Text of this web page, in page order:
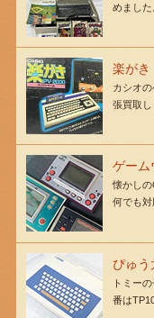
めました
楽がき
カシオ
張買取し
ゲーム
懐かし
何でも対
ぴゅう
トミー
番は